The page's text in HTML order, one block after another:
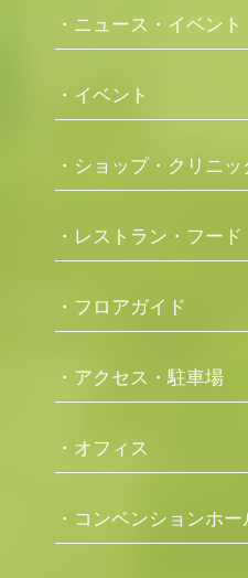
・ニュース・イベント
・イベント
・ショップ・クリニッ
・レストラン・フード
・フロアガイド
・アクセス・駐車場
・オフィス
・コンベンションホ